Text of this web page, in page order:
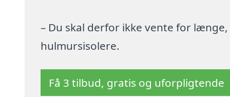
– Du skal derfor ikke vente for
hulmursisolere.
Få 3 tilbud, gratis og uforpligtende